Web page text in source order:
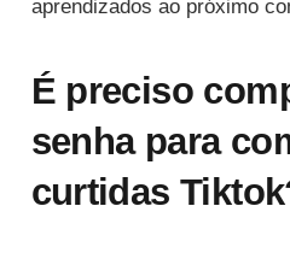
aprendizados ao próximo
É preciso
senha para
curtidas